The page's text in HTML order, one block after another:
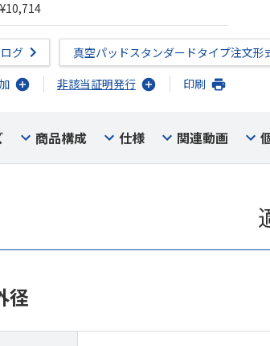
¥10,714
グ 真空パッドスタンダードタイプ注文形
非該当証明発行 印刷
商品構成 仕様 関連動画
径